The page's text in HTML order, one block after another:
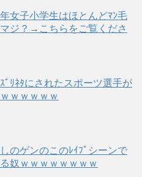
年女子小学生はほとんどﾏﾝ毛
ジ？→こちらをご覧くださ
ﾞﾘﾈﾀにされたスポーツ選手が
ｗｗｗｗｗ
しのゲンのこのﾚｲﾌﾟシーンで
奴ｗｗｗｗｗｗｗｗ